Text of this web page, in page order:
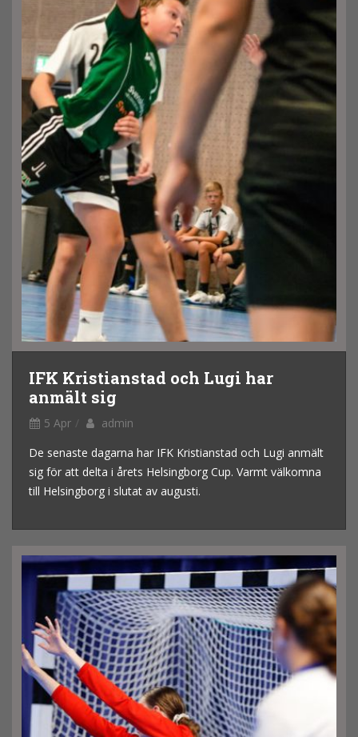
IFK Kristianstad och Lugi har
anmält sig
5 Apr
admin
De senaste dagarna har IFK Kristianstad och Lugi anmält
sig för att delta i årets Helsingborg Cup. Varmt välkomna
till Helsingborg i slutat av augusti.